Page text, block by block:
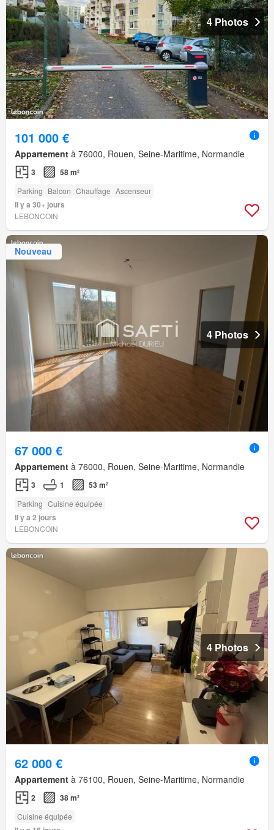
4 Photos
101 000 €
Appartement à 76000, Rouen, Seine-Maritime, Normandie
3 58 m²
Parking Balcon Chauffage Ascenseur
Il y a 30+ jours
LEBONCOIN
Nouveau
4 Photos
67 000 €
Appartement à 76000, Rouen, Seine-Maritime, Normandie
3 1 53 m²
Parking Cuisine équipée
Il y a 2 jours
LEBONCOIN
4 Photos
62 000 €
Appartement à 76100, Rouen, Seine-Maritime, Normandie
2 38 m²
Cuisine équipée